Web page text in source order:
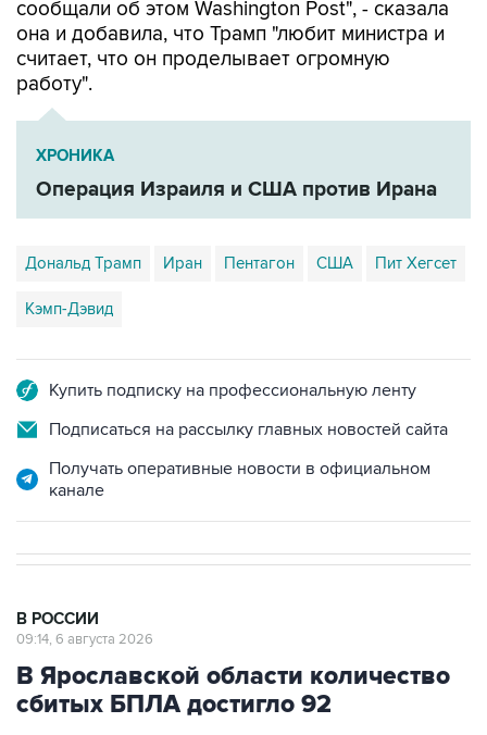
сообщали об этом Washington Post", - сказала
она и добавила, что Трамп "любит министра и
считает, что он проделывает огромную
работу".
ХРОНИКА
Операция Израиля и США против Ирана
Дональд Трамп Иран Пентагон США Пит Хегсет
Кэмп-Дэвид
Купить подписку на профессиональную ленту
Подписаться на рассылку главных новостей сайта
Получать оперативные новости в официальном
канале
В РОССИИ
09:14, 6 августа 2026
В Ярославской области количество
сбитых БПЛА достигло 92